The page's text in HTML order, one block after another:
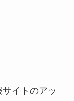
イトのアッ